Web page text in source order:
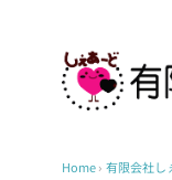
Home› 有限会社し